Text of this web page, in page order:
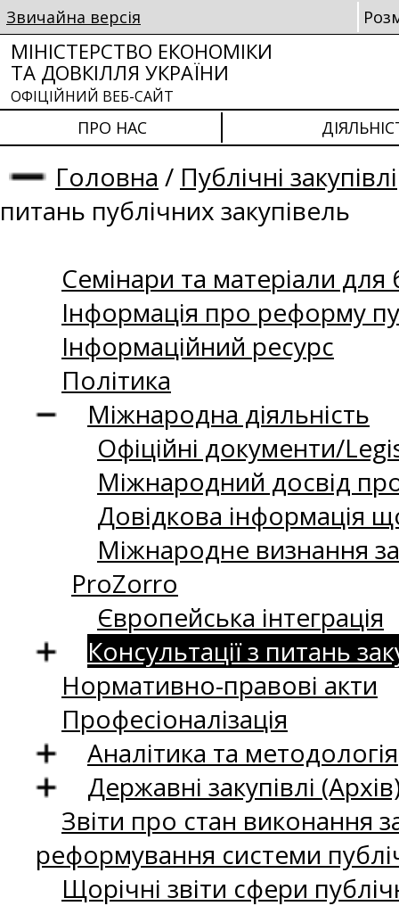
Звичайна версія
МІНІСТЕРСТВО ЕКОНОМІКИ
ТА ДОВКІЛЛЯ УКРАЇНИ
ОФІЦІЙНИЙ ВЕБ-САЙТ
ПРО НАС
Головна / Публічні закупівлі
питань публічних закупівель
Семінари та матеріали для
Інформація про реформу
Інформаційний ресурс
Політика
Міжнародна діяльність
Офіційні документи/
Міжнародний досвід
Довідкова інформація
Міжнародне визнання
ProZorro
Європейська інтеграція
Консультації з питань
Нормативно-правові акти
Професіоналізація
Аналітика та методологія
Державні закупівлі
Звіти про стан виконання
реформування системи
Щорічні звіти сфери